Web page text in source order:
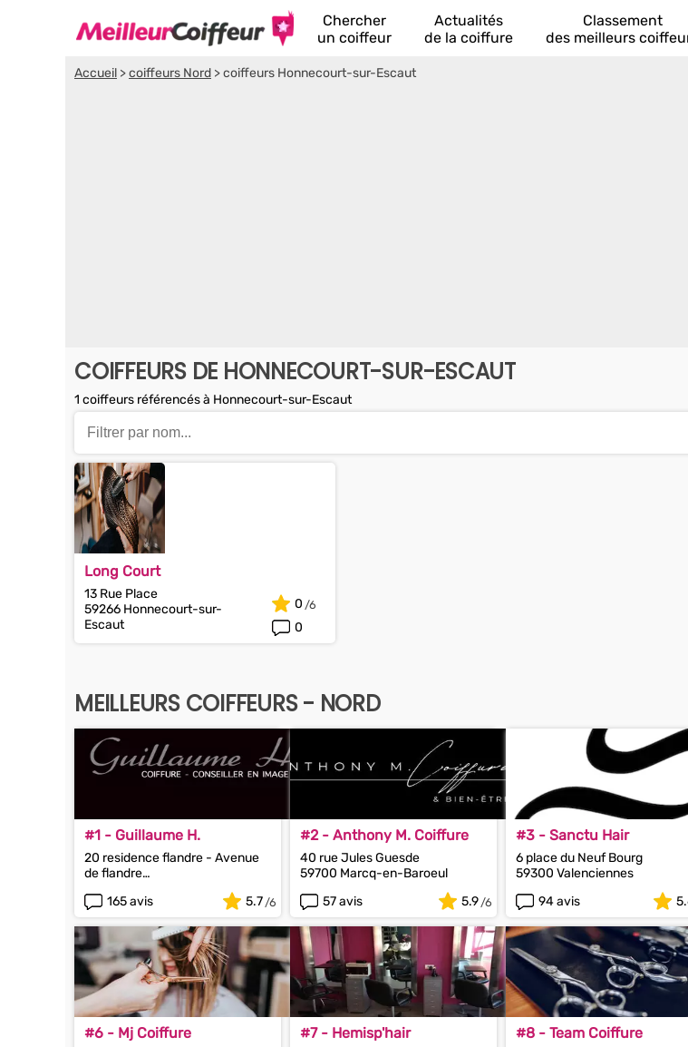
Chercher
un coiffeur
Actualités
de la coiffure
Classement
des meilleurs
Accueil >coiffeurs Nord >coiffeurs Honnecourt-sur-Escaut
COIFFEURS DE HONNECOURT-SUR-ESCAUT
1 coiffeurs référencés à Honnecourt-sur-Escaut
Long Court
13 Rue Place
59266 Honnecourt-sur-
Escaut
0
0
MEILLEURS COIFFEURS - NORD
#1 - Guillaume H.
20 residence flandre - Avenue
de flandre
165 avis 5.7
#2 - Anthony M. Coiffure
40 rue Jules Guesde
59700 Marcq-en-Baroeul
57 avis
5.9
#3 - Sanctu Hair
6 place du Neuf Bourg
59300 Valenciennes
94 avis
#6 - Mj Coiffure #7 - Hemisp'hair #8 - Team Coiffure